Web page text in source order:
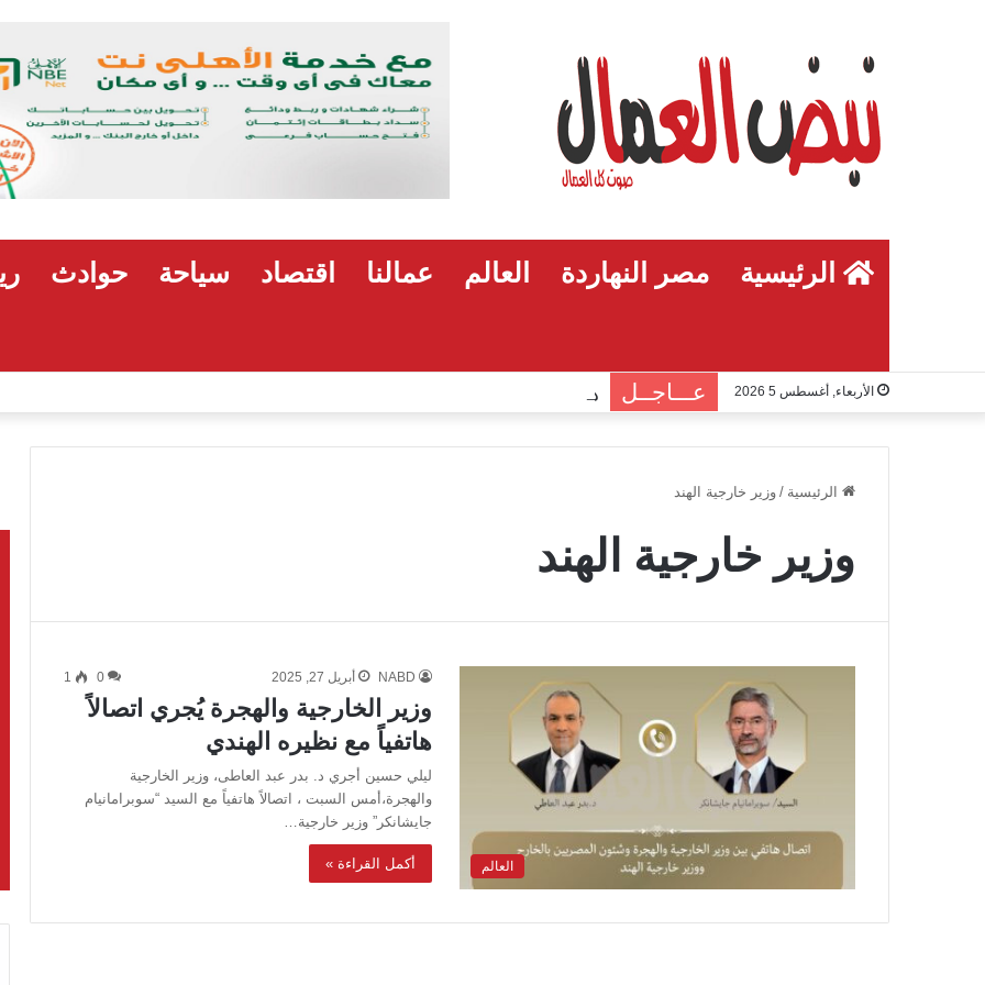
الرئيسية مصر النهاردة العالم عمالنا اقتصاد سياحة حوادث
الأربعاء, أغسطس 5 2026 عـــاجــل
الرئيسية / وزير خارجية الهند
وزير خارجية الهند
العالم
NABD أبريل 27, 2025 0
1
وزير الخارجية والهجرة يُجري اتصالاً
هاتفياً مع نظيره الهندي
ليلي حسين أجري د. بدر عبد العاطى، وزير الخارجية
والهجرة،أمس السبت ، اتصالاً هاتفياً مع السيد “سوبرامانيام
جايشانكر” وزير خارجية…
أكمل القراءة »